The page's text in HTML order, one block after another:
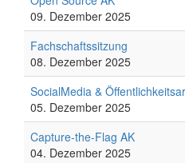
09. Dezember 2025
Fachschaftssitzung
08. Dezember 2025
SocialMedia &
05. Dezember 2025
Capture-the-Flag AK
04. Dezember 2025